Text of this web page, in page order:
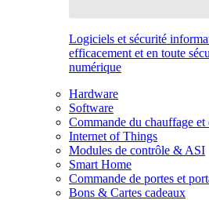
Logiciels et sécurité
efficacement et en toute
numérique
Hardware
Software
Commande du chauffage
Internet of Things
Modules de contrôle & ASI
Smart Home
Commande de portes et
Bons & Cartes cadeaux